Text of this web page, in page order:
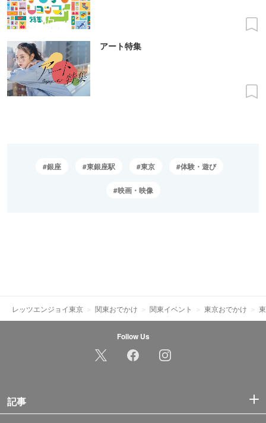
アート特集
銀座 東銀座駅 東京 体験・遊び
映画・映像
レッツエンジョイ東京 関東おでかけ 関東イベント 東京おでかけ
Follow Us
記事